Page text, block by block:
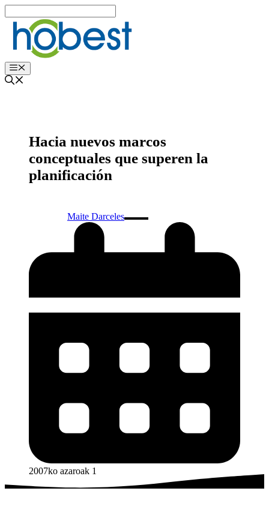
salto
egin
Menu
Hacia nuevos marcos
conceptuales que superen la
planificación
Maite Darceles
2007ko azaroak 1